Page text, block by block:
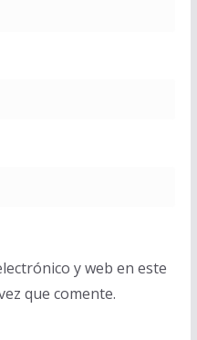
y web en este
que comente.